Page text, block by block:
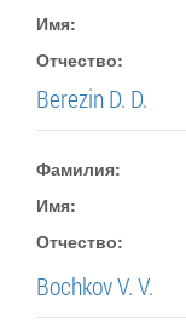
Имя:
Отчество:
Berezin D. D.
Фамилия:
Имя:
Отчество:
Bochkov V. V.